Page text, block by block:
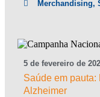
Merchandising,
5 de fevereiro de
Saúde em
Alzheimer